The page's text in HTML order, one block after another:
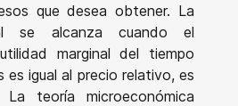
que desea obtener. La
se alcanza cuando el
marginal del tiempo
es igual al precio relativo, es
teoría microeconómica